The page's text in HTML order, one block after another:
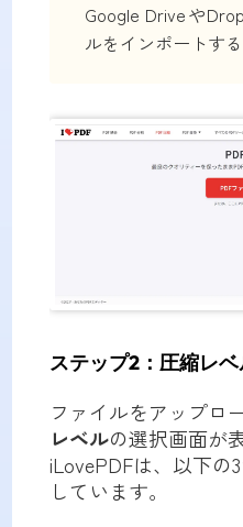
Google Driveや
ルをインポートす
ステップ2：圧縮レ
ファイルをアップロ
レベルの選択画面が
iLovePDFは、以下の
しています。